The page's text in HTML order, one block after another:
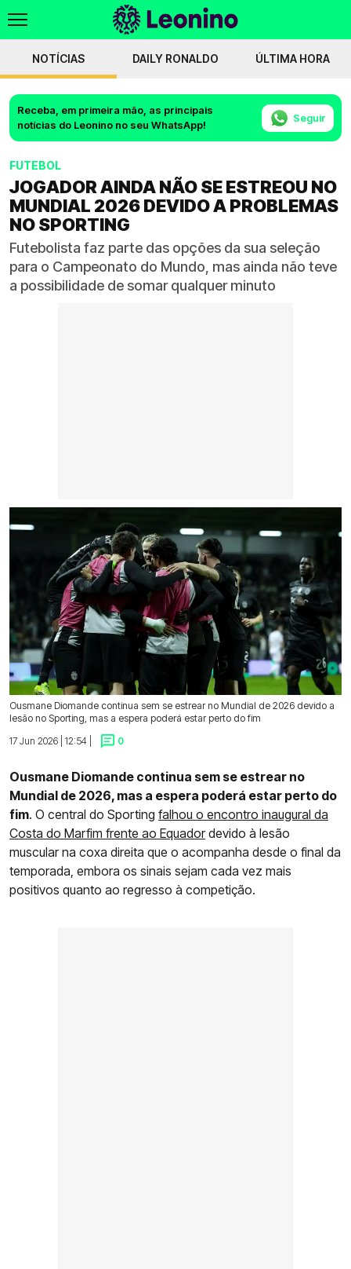
NOTÍCIAS DAILY RONALDO ÚLTIMA HORA
Receba, em primeira mão, as principais
notícias do Leonino no seu WhatsApp!
Seguir
FUTEBOL
JOGADOR AINDA NÃO SE ESTREOU NO
MUNDIAL 2026 DEVIDO A PROBLEMAS
NO SPORTING
Futebolista faz parte das opções da sua seleção
para o Campeonato do Mundo, mas ainda não teve
a possibilidade de somar qualquer minuto
Ousmane Diomande continua sem se estrear no Mundial de 2026 devido a
lesão no Sporting, mas a espera poderá estar perto do fim
17 Jun 2026 | 12:54 |
0
Ousmane Diomande continua sem se estrear no
Mundial de 2026, mas a espera poderá estar perto do
fim. O central do Sporting falhou o encontro inaugural da
Costa do Marfim frente ao Equadordevido à lesão
muscular na coxa direita que o acompanha desde o final da
temporada, embora os sinais sejam cada vez mais
positivos quanto ao regresso à competição.